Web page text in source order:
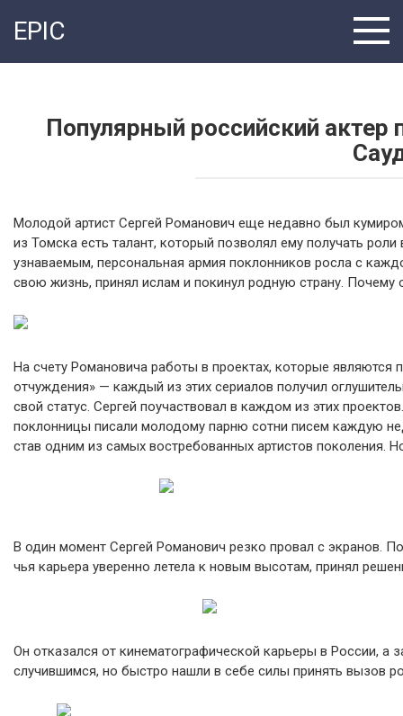
EPIC
Популярный российский актер
Молодой артист Сергей Романович еще недавно был
из Томска есть талант, который позволял ему получать
узнаваемым, персональная армия поклонников росла с
свою жизнь, принял ислам и покинул родную страну. Почему
На счету Романовича работы в проектах, которые являются
отчуждения» — каждый из этих сериалов получил
свой статус. Сергей поучаствовал в каждом из этих
поклонницы писали молодому парню сотни писем каждую
став одним из самых востребованных артистов поколения.
В один момент Сергей Романович резко провал с экранов.
чья карьера уверенно летела к новым высотам, принял
Он отказался от кинематографической карьеры в России, а
случившимся, но быстро нашли в себе силы принять вызов